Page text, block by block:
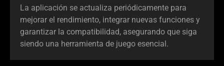
La aplicación se actualiza periódicamente para
mejorar el rendimiento, integrar nuevas funciones y
garantizar la compatibilidad, asegurando que siga
siendo una herramienta de juego esencial.